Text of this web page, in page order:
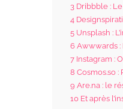
3 Dribbble :
4
5 Unsplash :
6Awwwards :
7 Instagram :
8 Cosmos.so
9 Are.na : le
10 Et après